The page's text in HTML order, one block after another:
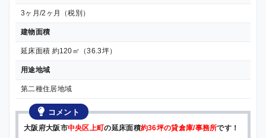
3ヶ月/2ヶ月（税別）
建物面積
延床面積 約120㎡（36.3坪）
用途地域
第二種住居地域
コメント
大阪府大阪市中央区上町の延床面積約36坪の貸倉庫/事務所です！